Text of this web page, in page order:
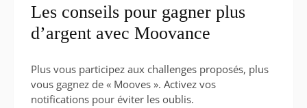
Les conseils pour gagner plus
d’argent avec Moovance
Plus vous participez aux challenges proposés, plus
vous gagnez de « Mooves ». Activez vos
notifications pour éviter les oublis.